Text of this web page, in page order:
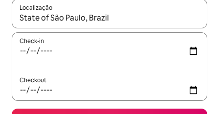
Localização
Quando os resultados estiverem disponíveis, explore-os
Check-in
Checkout